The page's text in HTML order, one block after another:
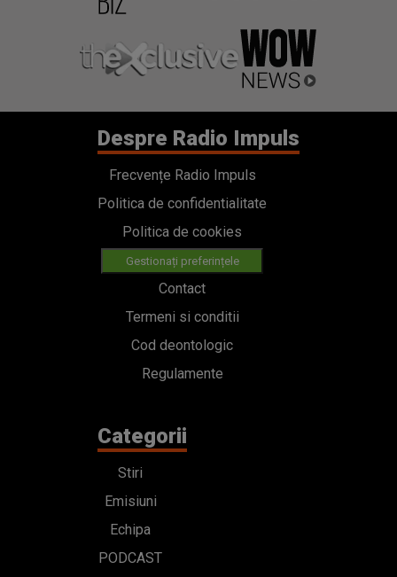
Despre Radio Impuls
Frecvențe Radio Impuls
Politica de confidentialitate
Politica de cookies
Gestionați preferințele
Contact
Termeni si conditii
Cod deontologic
Regulamente
Categorii
Stiri
Emisiuni
Echipa
PODCAST